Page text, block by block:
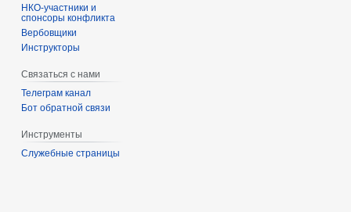
спонсоры конфликта
‏‎Вербовщики
Инструкторы
Связаться с нами
Телеграм канал
Бот обратной связи
Инструменты
Служебные страницы